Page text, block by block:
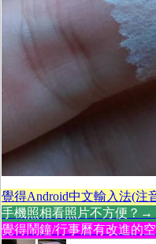
覺得Android中文輸入法(注
手機照相看照片不方便？→
覺得鬧鐘/行事曆有改進的